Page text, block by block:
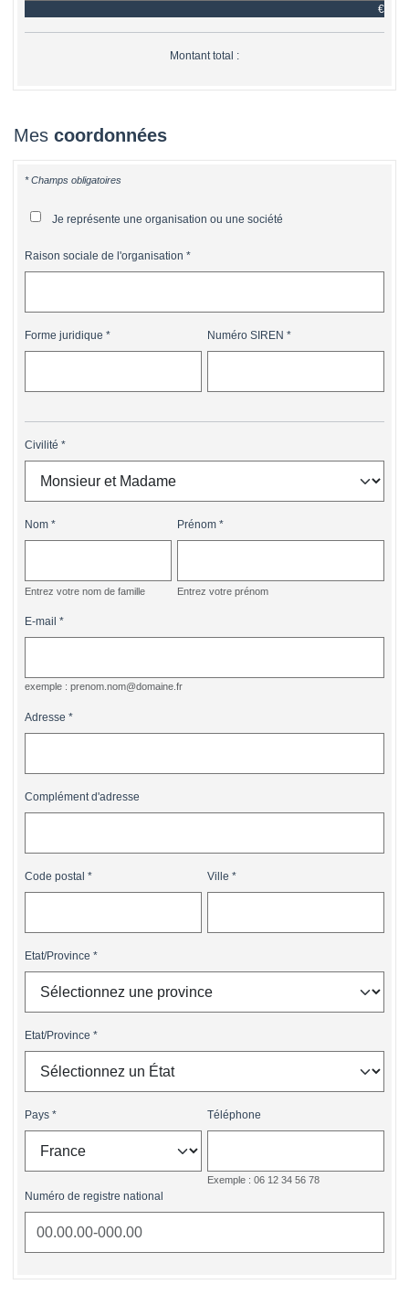
€
Montant total :
Mes coordonnées
* Champs obligatoires
Je représente une organisation ou une société
Raison sociale de l'organisation
Forme juridique Numéro SIREN
Civilité
Nom
Entrez votre nom de famille
Prénom
Entrez votre prénom
E-mail
exemple : prenom.nom@domaine.fr
Adresse
Complément d'adresse
Code postal Ville
Etat/Province
Etat/Province
Pays Téléphone
Exemple : 06 12 34 56 78
Numéro de registre national